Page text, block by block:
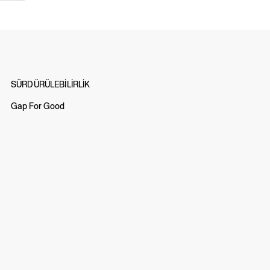
SÜRDÜRÜLEBİLİRLİK
Gap For Good